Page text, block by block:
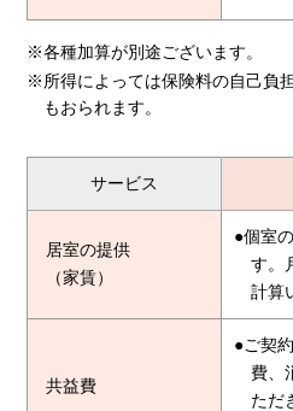
※各種加算が別途ございます。
※所得によっては保険料の自己負
もおられます。
サービス
居室の提供
（家賃）
●個室
す。
計算
共益費
●ご契
費、
ただ